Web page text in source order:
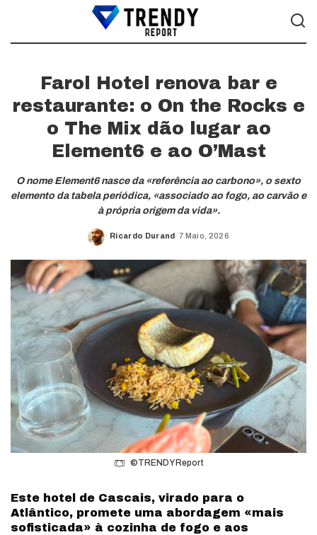
Farol Hotel renova bar e
restaurante: o On the Rocks e
o The Mix dão lugar ao
Element6 e ao O’Mast
O nome Element6 nasce da «referência ao carbono», o sexto
elemento da tabela periódica, «associado ao fogo, ao carvão e
à própria origem da vida».
Posted
Ricardo Durand 7 Maio, 2026
©TRENDY Report
Este hotel de Cascais, virado para o
Atlântico, promete uma abordagem «mais
sofisticada» à cozinha de fogo e aos